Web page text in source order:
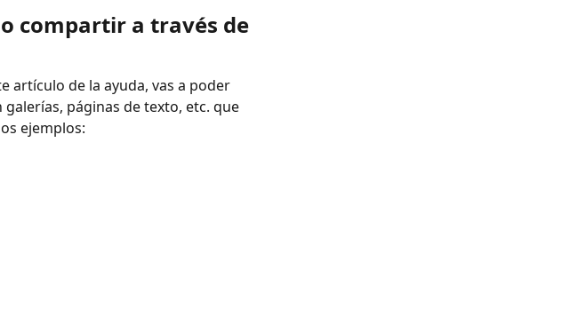
compartir a través de
artículo de la ayuda, vas a poder
páginas de texto, etc. que
ejemplos: